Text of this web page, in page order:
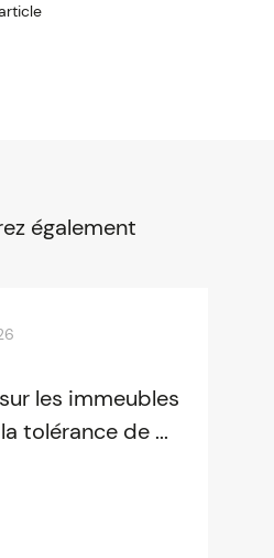
également
les immeubles
tolérance de ...